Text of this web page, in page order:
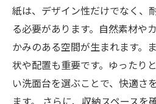
紙は、デザイン性だけでなく、
る必要があります。自然素材や
かみのある空間が生まれます。
状や配置も重要です。ゆったり
い洗面台を選ぶことで、快適さ
ます。 さらに、収納スペースを